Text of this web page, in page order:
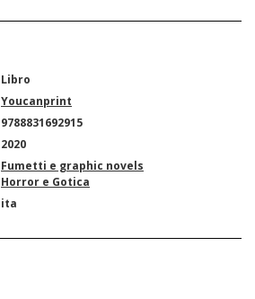
Libro
Youcanprint
9788831692915
2020
Fumetti e graphic novels
Horror e Gotica
ita